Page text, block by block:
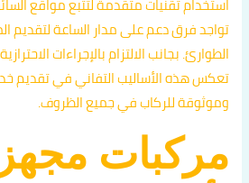
تواجد فرق دعم على مدار الساعة لتقديم
تعكس هذه الأساليب التفاني في تقديم
وموثوقة للركاب في جميع الظروف.
مركبات